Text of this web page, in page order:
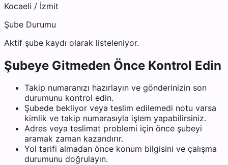
Kocaeli / İzmit
Şube Durumu
Aktif şube kaydı olarak listeleniyor.
Şubeye Gitmeden Önce Kontrol Edin
Takip numaranızı hazırlayın ve gönderinizin son
durumunu kontrol edin.
Şubede bekliyor veya teslim edilemedi notu varsa
kimlik ve takip numarasıyla işlem yapabilirsiniz.
Adres veya teslimat problemi için önce şubeyi
aramak zaman kazandırır.
Yol tarifi almadan önce konum bilgisini ve çalışma
durumunu doğrulayın.